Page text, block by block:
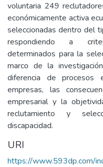
voluntaria 249
económicamente activa
seleccionadas dentro del
respondiendo a
determinados para la
marco de la
diferencia de
empresas, las
empresarial y la
reclutamiento y
discapacidad.
URI
https://www.593dp.com/